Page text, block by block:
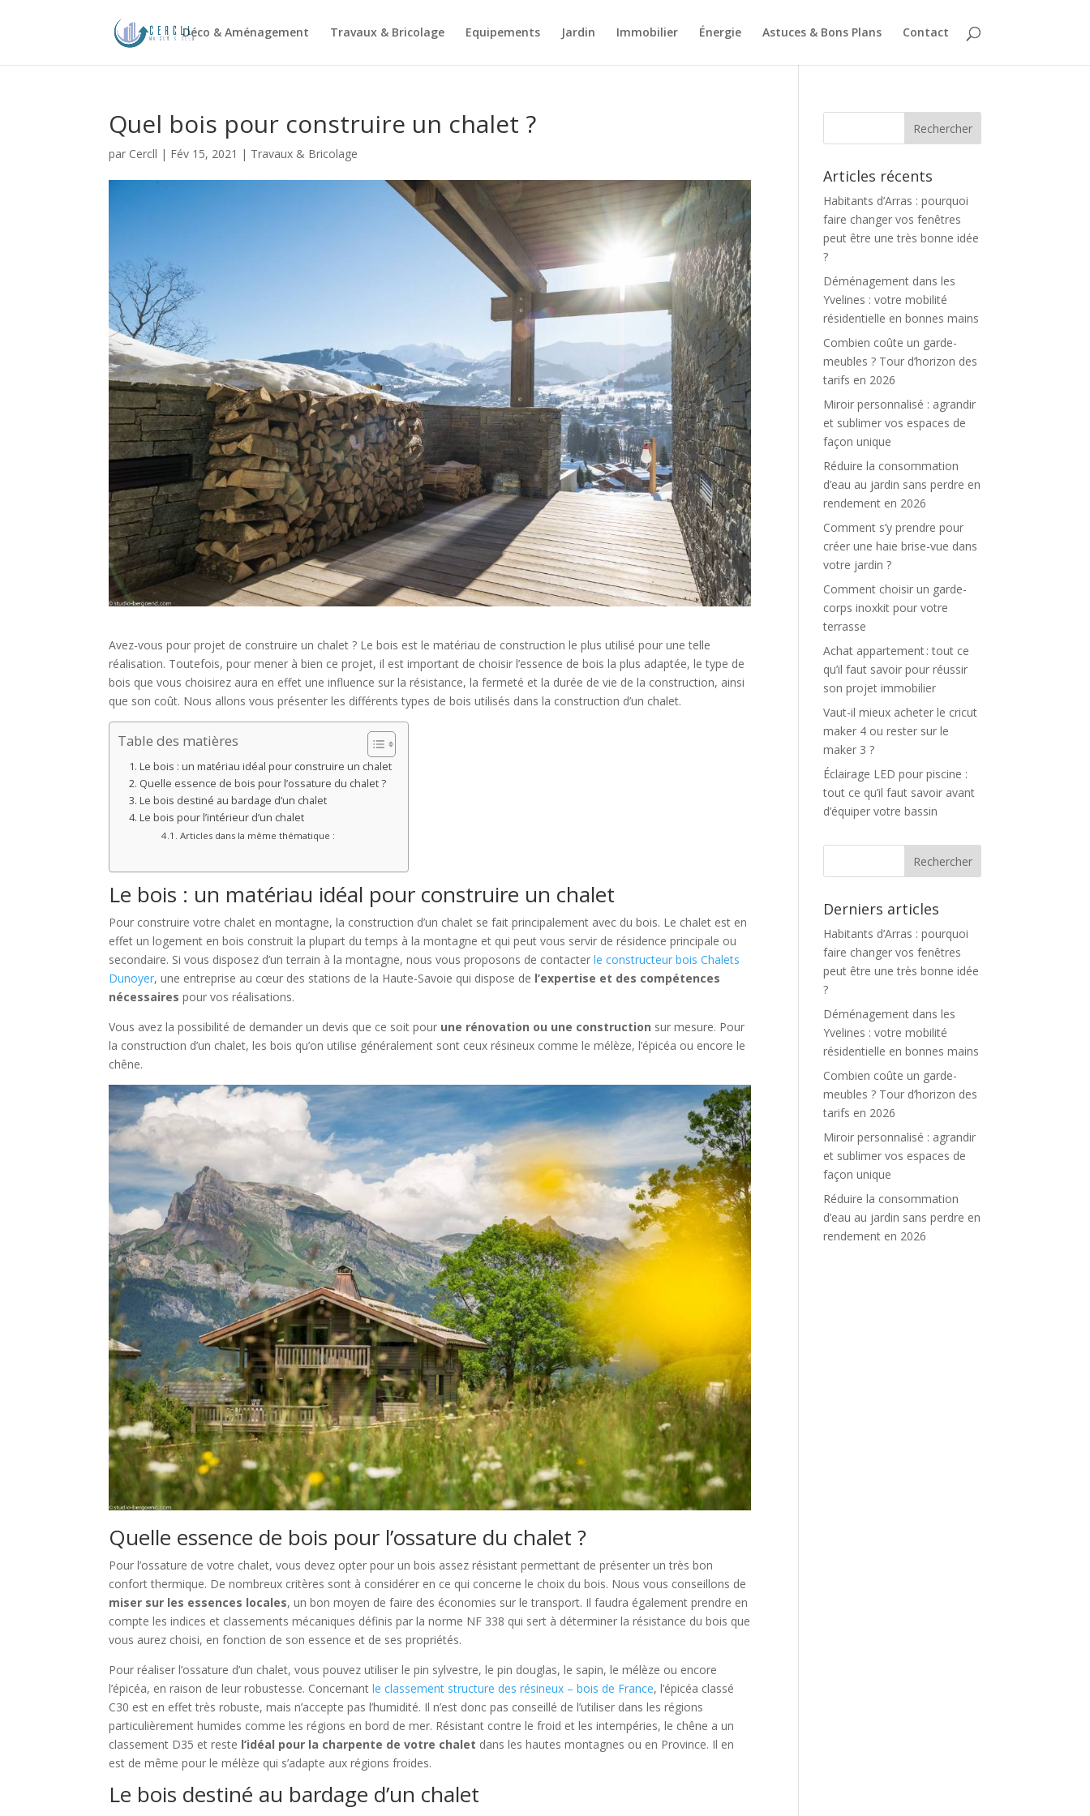
Déco & Aménagement Travaux & Bricolage Equipements Jardin Immobilier Énergie Astuces & Bons Plans Contact
Quel bois pour construire un chalet ?
par Cercll | Fév 15, 2021 | Travaux & Bricolage
Avez-vous pour projet de construire un chalet ? Le bois est le matériau de construction le plus utilisé pour une telle
réalisation. Toutefois, pour mener à bien ce projet, il est important de choisir l’essence de bois la plus adaptée, le type de
bois que vous choisirez aura en effet une influence sur la résistance, la fermeté et la durée de vie de la construction, ainsi
que son coût. Nous allons vous présenter les différents types de bois utilisés dans la construction d’un chalet.
Table des matières
Le bois : un matériau idéal pour construire un chalet
Quelle essence de bois pour l’ossature du chalet ?
Le bois destiné au bardage d’un chalet
Le bois pour l’intérieur d’un chalet
Articles dans la même thématique :
Le bois : un matériau idéal pour construire un chalet
Pour construire votre chalet en montagne, la construction d’un chalet se fait principalement avec du bois. Le chalet est en
effet un logement en bois construit la plupart du temps à la montagne et qui peut vous servir de résidence principale ou
secondaire. Si vous disposez d’un terrain à la montagne, nous vous proposons de contacterle constructeur bois Chalets
Dunoyer, une entreprise au cœur des stations de la Haute-Savoie qui dispose de l’expertise et des compétences
nécessaires pour vos réalisations.
Vous avez la possibilité de demander un devis que ce soit pour une rénovation ou une construction sur mesure. Pour
la construction d’un chalet, les bois qu’on utilise généralement sont ceux résineux comme le mélèze, l’épicéa ou encore le
chêne.
Quelle essence de bois pour l’ossature du chalet ?
Pour l’ossature de votre chalet, vous devez opter pour un bois assez résistant permettant de présenter un très bon
confort thermique. De nombreux critères sont à considérer en ce qui concerne le choix du bois. Nous vous conseillons de
miser sur les essences locales, un bon moyen de faire des économies sur le transport. Il faudra également prendre en
compte les indices et classements mécaniques définis par la norme NF 338 qui sert à déterminer la résistance du bois que
vous aurez choisi, en fonction de son essence et de ses propriétés.
Pour réaliser l’ossature d’un chalet, vous pouvez utiliser le pin sylvestre, le pin douglas, le sapin, le mélèze ou encore
l’épicéa, en raison de leur robustesse. Concernantle classement structure des résineux – bois de France, l’épicéa classé
C30 est en effet très robuste, mais n’accepte pas l’humidité. Il n’est donc pas conseillé de l’utiliser dans les régions
particulièrement humides comme les régions en bord de mer. Résistant contre le froid et les intempéries, le chêne a un
classement D35 et reste l’idéal pour la charpente de votre chalet dans les hautes montagnes ou en Province. Il en
est de même pour le mélèze qui s’adapte aux régions froides.
Le bois destiné au bardage d’un chalet
Articles récents
Habitants d’Arras : pourquoi
faire changer vos fenêtres
peut être une très bonne idée
?
Déménagement dans les
Yvelines : votre mobilité
résidentielle en bonnes mains
Combien coûte un garde-
meubles ? Tour d’horizon des
tarifs en 2026
Miroir personnalisé : agrandir
et sublimer vos espaces de
façon unique
Réduire la consommation
d’eau au jardin sans perdre en
rendement en 2026
Comment s’y prendre pour
créer une haie brise-vue dans
votre jardin ?
Comment choisir un garde-
corps inoxkit pour votre
terrasse
Achat appartement : tout ce
qu’il faut savoir pour réussir
son projet immobilier
Vaut-il mieux acheter le cricut
maker 4 ou rester sur le
maker 3 ?
Éclairage LED pour piscine :
tout ce qu’il faut savoir avant
d’équiper votre bassin
Derniers articles
Habitants d’Arras : pourquoi
faire changer vos fenêtres
peut être une très bonne idée
?
Déménagement dans les
Yvelines : votre mobilité
résidentielle en bonnes mains
Combien coûte un garde-
meubles ? Tour d’horizon des
tarifs en 2026
Miroir personnalisé : agrandir
et sublimer vos espaces de
façon unique
Réduire la consommation
d’eau au jardin sans perdre en
rendement en 2026